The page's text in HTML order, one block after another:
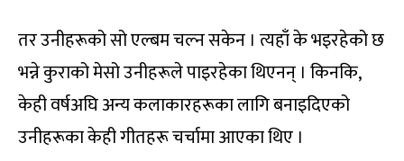
तर उनीहरूको सो एल्बम चल्न सकेन । त्यहाँ के भइरहेको छ
भन्ने कुराको मेसो उनीहरूले पाइरहेका थिएनन् । किनकि,
केही वर्षअघि अन्य कलाकारहरूका लागि बनाइदिएको
उनीहरूका केही गीतहरू चर्चामा आएका थिए ।